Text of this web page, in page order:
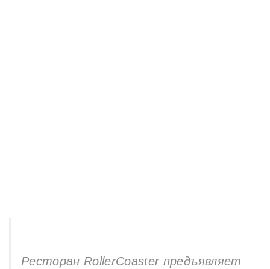
Ресторан RollerCoaster предъявляет